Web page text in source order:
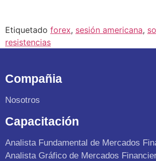
Etiquetado forex, sesión americana,
resistencias
Compañia
Nosotros
Capacitación
Analista Fundamental de Mercados
Analista Gráfico de Mercados